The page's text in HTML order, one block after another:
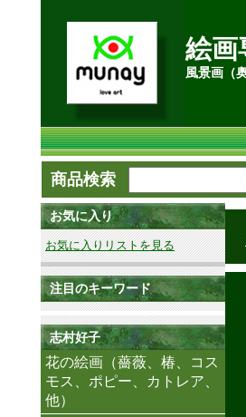
絵画
風景画（
商品検索
お気に入り
お気に入りリストを見る
注目のキーワード
志村好子
花の絵画（薔薇、椿、コス
モス、ポピー、カトレア、
他）